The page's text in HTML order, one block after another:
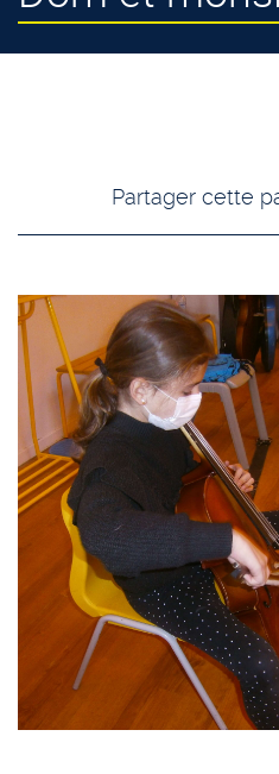
Partager cette